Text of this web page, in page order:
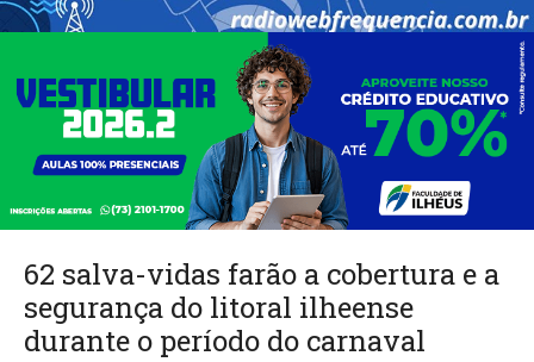
62 salva-vidas farão a cobertura e a
segurança do litoral ilheense
durante o período do carnaval